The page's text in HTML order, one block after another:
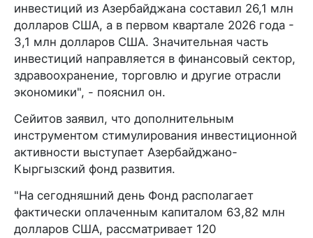
инвестиций из Азербайджана составил 26,1 млн
долларов США, а в первом квартале 2026 года -
3,1 млн долларов США. Значительная часть
инвестиций направляется в финансовый сектор,
здравоохранение, торговлю и другие отрасли
экономики", - пояснил он.
Сейитов заявил, что дополнительным
инструментом стимулирования инвестиционной
активности выступает Азербайджано-
Кыргызский фонд развития.
"На сегодняшний день Фонд располагает
фактически оплаченным капиталом 63,82 млн
долларов США, рассматривает 120